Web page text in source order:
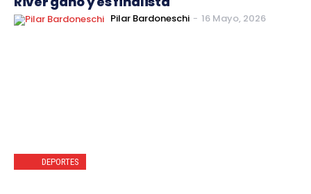
Pilar Bardoneschi - 16 Mayo, 2026
DEPORTES